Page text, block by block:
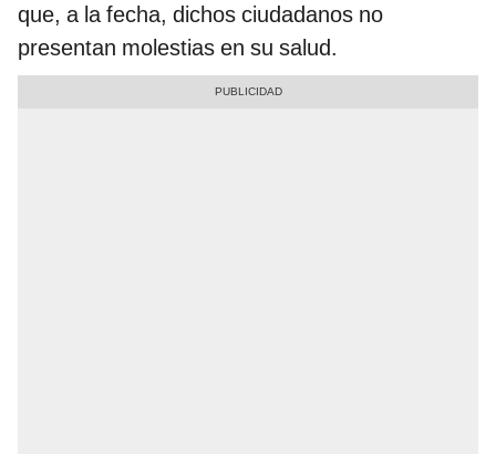
que, a la fecha, dichos ciudadanos no
presentan molestias en su salud.